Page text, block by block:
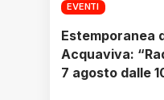
EVENTI
Estemporanea
Acquaviva:
7 agosto dalle